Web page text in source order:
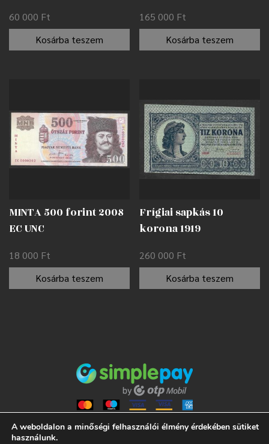
60 000 Ft
Kosárba teszem
165 000 Ft
Kosárba teszem
MINTA 500 forint 2008
EC UNC
18 000 Ft
Kosárba teszem
Frígiai sapkás 10
korona 1919
260 000 Ft
Kosárba teszem
A weboldalon a minőségi felhasználói élmény érdekében sütiket
használunk.